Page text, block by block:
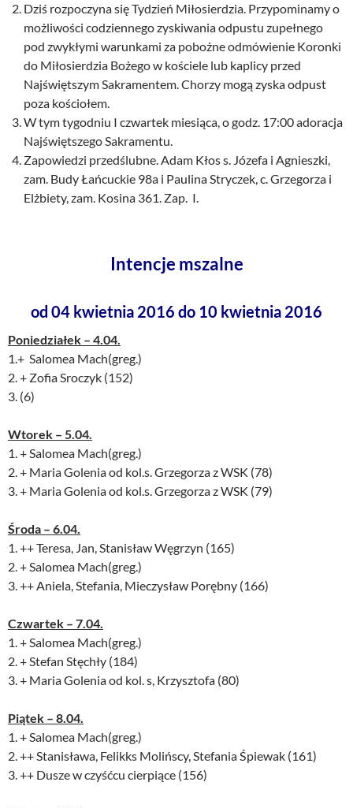
Dziś rozpoczyna się Tydzień Miłosierdzia. Przypominamy o
możliwości codziennego zyskiwania odpustu zupełnego
pod zwykłymi warunkami za pobożne odmówienie Koronki
do Miłosierdzia Bożego w kościele lub kaplicy przed
Najświętszym Sakramentem. Chorzy mogą zyska odpust
poza kościołem.
W tym tygodniu I czwartek miesiąca, o godz. 17:00 adoracja
Najświętszego Sakramentu.
Zapowiedzi przedślubne. Adam Kłos s. Józefa i Agnieszki,
zam. Budy Łańcuckie 98a i Paulina Stryczek, c. Grzegorza i
Elżbiety, zam. Kosina 361. Zap. I.
Intencje mszalne
od 04 kwietnia 2016 do 10 kwietnia 2016
Poniedziałek – 4.04.
1.+ Salomea Mach(greg.)
2. + Zofia Sroczyk (152)
3. (6)
Wtorek – 5.04.
1. + Salomea Mach(greg.)
2. + Maria Golenia od kol.s. Grzegorza z WSK (78)
3. + Maria Golenia od kol.s. Grzegorza z WSK (79)
Środa – 6.04.
1. ++ Teresa, Jan, Stanisław Węgrzyn (165)
2. + Salomea Mach(greg.)
3. ++ Aniela, Stefania, Mieczysław Porębny (166)
Czwartek – 7.04.
1. + Salomea Mach(greg.)
2. + Stefan Stęchły (184)
3. + Maria Golenia od kol. s, Krzysztofa (80)
Piątek – 8.04.
1. + Salomea Mach(greg.)
2. ++ Stanisława, Felikks Molińscy, Stefania Śpiewak (161)
3. ++ Dusze w czyśćcu cierpiące (156)